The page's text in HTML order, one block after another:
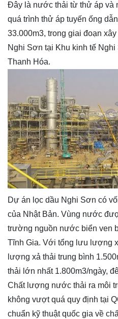
Đây là nước thải từ thử áp và
quá trình thử áp tuyến ống
33.000m3, trong giai đoạn
Nghi Sơn tại Khu kinh tế
Thanh Hóa.
Dự án lọc dầu Nghi Sơn có
của Nhật Bản. Vùng nước
trường nguồn nước biển ven
Tĩnh Gia. Với tổng lưu lượng
lượng xả thải trung bình
thải lớn nhất 1.800m3/ngày,
Chất lượng nước thải ra môi
không vượt quá quy định tại
chuẩn kỹ thuật quốc gia về